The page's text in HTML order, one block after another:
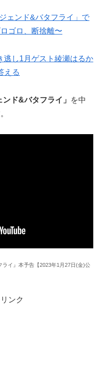
ェンド&バタフライ」で
ゴロ、断捨離〜
逃し1月ゲスト綾瀬はるか
える
ンド&バタフライ」
を中
イ』本予告【2023年1月27日(金)公
ンク